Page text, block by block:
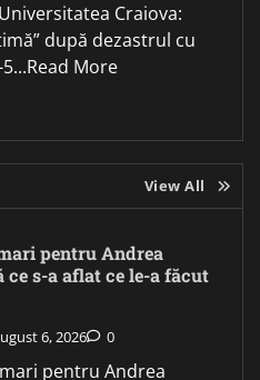
Craiova:
după dezastrul cu
More
View All
pentru Andrea
ce s-a aflat ce le-a făcut
6, 2026 0
pentru Andrea